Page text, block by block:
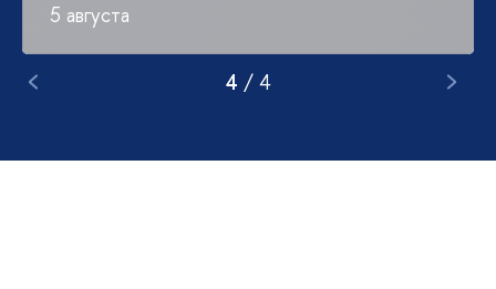
5 августа
4 / 4